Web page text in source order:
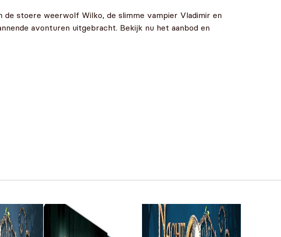
de stoere weerwolf Wilko, de slimme vampier Vladimir en
avonturen uitgebracht. Bekijk nu het aanbod en